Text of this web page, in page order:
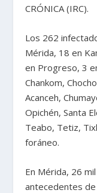
CRÓNICA (IRC).
Los 262
Mérida, 18 en
en Progreso, 3
Chankom,
Acanceh,
Opichén, Santa
Teabo, Tetiz,
foráneo.
En Mérida, 26
antecedentes